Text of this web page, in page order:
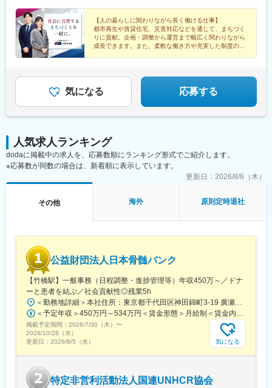
化中で、多国籍・多様な環境でキャリア形成が可能です。
・残業月10～20時間程度、土日祝休みと働きやすい環境。
■事業魅力
・明確な成長ビジョン（2029年6月期までに連結売上収益355億
円・営業利益34億円・ROE10％以上・EPS年率8％成長を目標）
・人材投資の強化。国内外で研修拠点を増設し、スタイリストが
安心して成長できる環境を整備
変更の範囲：本社にて研修した後、海外拠点にて就業いただく予
【人の暮らしに関わりながら長く働ける仕事】
都市再生や賃貸住宅、災害対応などを通じて、まちづく
りに貢献。企画・調整から運営まで幅広く関わりながら
成長できます。また、柔軟な働き方や充実した制度のも
気になる 応募する
人気求人ランキング
dodaに掲載中の求人を、応募数順にランキング形式でご紹介します。
※応募数が同数の場合は、新着順に表示しています。
更新日： 2026/8/6（木）
その他 海外 原則定時退社
公益財団法人日本骨髄バンク
【竹橋駅】一般事務（日程調整・進捗管理等）年収450万～／ドナ
ーと患者を結ぶ／社会貢献性◎残業5h
＜勤務地詳細＞本社住所：東京都千代田区神田錦町3-19 廣瀬第2ビル7F勤務地最寄駅：東京メトロ東西線／竹橋駅受動喫煙対策：屋内全面禁煙変更の範囲：会社の定める事業所
＜予定年収＞450万円～534万円＜賃金形態＞月給制＜賃金内訳＞月額（基本給）：225,600円～268,300円その他固定手当/月：45,120円～53,660円＜月給＞270,720円～321,960円＜昇給有無＞有＜残業手当＞有＜給与補足＞■賞与実績:年2回(2025年度実績4.6カ月分)■諸手当：通勤手当（会社規定に基づき支給）、残業手当（残業時間に応じて別途支給）賃金はあくまでも目安の金額であり、選考を通じて上下する可能性があります。月給(月額)は固定手当を含めた表記です。
掲載予定期間： 2026/7/30（木） 〜
2026/10/28（水）
更新日： 2026/8/5（水） 気になる
特定非営利活動法人国連UNHCR協会